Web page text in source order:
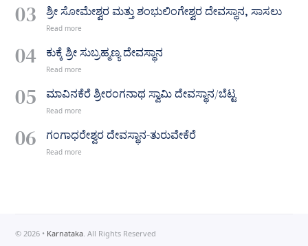
ಶ್ರೀ ಸೋಮೇಶ್ವರ ಮತ್ತು ಶಂಭುಲಿಂಗೇಶ್ವರ ದೇವಸ್ಥಾನ, ಸಾಸಲು
ಕುಕ್ಕೆ ಶ್ರೀ ಸುಬ್ರಹ್ಮಣ್ಯ ದೇವಸ್ಥಾನ
ಮಾವಿನಕೆರೆ ಶ್ರೀರಂಗನಾಥ ಸ್ವಾಮಿ ದೇವಸ್ಥಾನ/ಬೆಟ್ಟ
ಗಂಗಾಧರೇಶ್ವರ ದೇವಸ್ಥಾನ-ತುರುವೇಕೆರೆ
©2026 • Karnataka. All Rights Reserved